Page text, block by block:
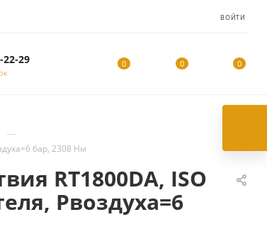
ВОЙТИ
22-29 0 0 0
—
бар, 2308 Нм
RT1800DA, ISO
Рвоздуха=6